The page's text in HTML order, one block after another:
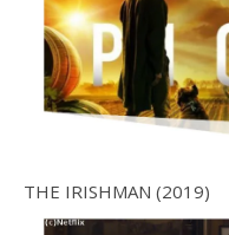
THE IRISHMAN (2019)